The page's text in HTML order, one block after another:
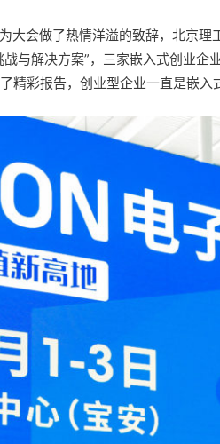
会做了热情洋溢的致辞，北京理
与解决方案”，三家嵌入式创业
彩报告，创业型企业一直是嵌入